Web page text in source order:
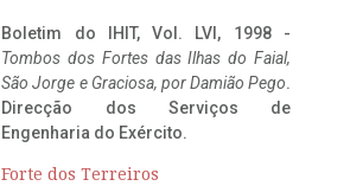
Boletim do IHIT, Vol. LVI, 1998 -
Tombos dos Fortes das Ilhas do Faial,
São Jorge e Graciosa, por Damião Pego.
Direcção dos Serviços de
Engenharia do Exército.
Forte dos Terreiros